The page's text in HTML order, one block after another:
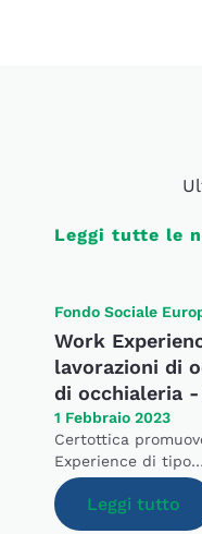
Leggi tutte le
Fondo Sociale
Work
lavorazioni di
di occhialeria
1 Febbraio 2023
Certottica
Experience di tipo…
Leggi tutto